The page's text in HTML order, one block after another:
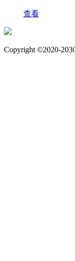
查看
Copyright ©2020-